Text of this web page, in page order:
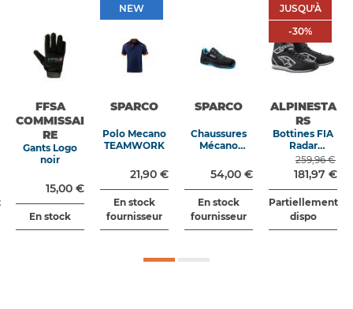
FFSA
COMMISSAI
RE
Gants Logo
noir
15,00 €
En stock
NEWNEW
SPARCO
Polo Mecano
TEAMWORK
21,90 €
En stock
fournisseur
SPARCO
Chaussures
Mécano
S1PS ESD
MORENO
Noir Bleu
54,00 €
En stock
fournisseur
JUSQU'À
30%
JUSQU'À
-30%
ALPINESTA
RS
Bottines FIA
Radar
noir/blanc
259,96 €
181,97 €
Partiellement
dispo